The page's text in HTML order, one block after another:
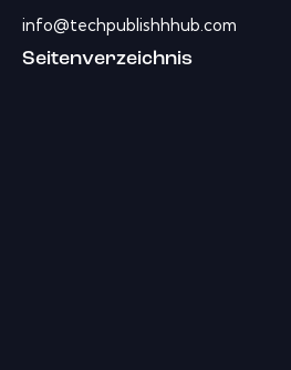
info@techpublishhhub.com
Seitenverzeichnis